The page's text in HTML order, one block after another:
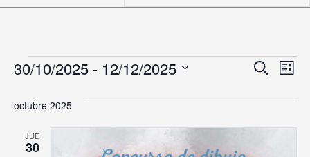
de
BuscarLista
30/10/2025 - 12/12/2025
fecha.
octubre 2025
JUE
30